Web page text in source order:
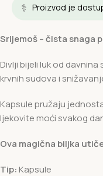
⚕️ Proizvod je
Srijemoš – čista snaga
Divlji bijeli luk od
krvnih sudova i
Kapsule pružaju
ljekovite moći svakog
Ova magična biljka
Tip: Kapsule